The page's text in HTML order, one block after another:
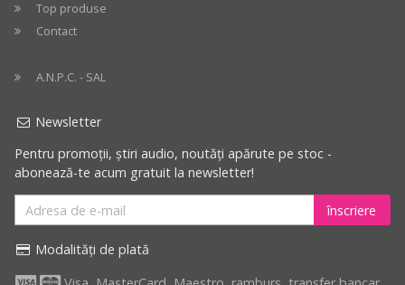
Top produse
Contact
A.N.P.C. - SAL
Newsletter
Pentru promoții, știri audio, noutăți apărute pe stoc -
abonează-te acum gratuit la newsletter!
înscriere
Modalități de plată